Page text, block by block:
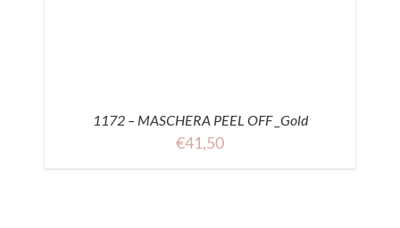
1172 – MASCHERA PEEL OFF _Gold
€41,50